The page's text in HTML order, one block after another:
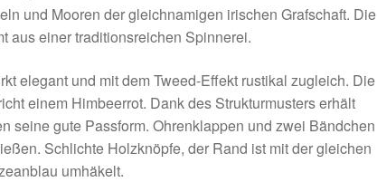
und Mooren der gleichnamigen irischen Grafschaft. Die
aus einer traditionsreichen Spinnerei.
elegant und mit dem Tweed-Effekt rustikal zugleich. Die
einem Himbeerrot. Dank des Strukturmusters erhält
seine gute Passform. Ohrenklappen und zwei Bändchen
Schlichte Holzknöpfe, der Rand ist mit der gleichen
umhäkelt.